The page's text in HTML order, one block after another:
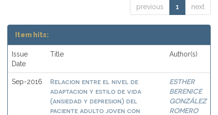
previous 1 next
Item hits:
Issue
Date
Title Author(s)
Sep-2016
Relacion entre el nivel de
adaptacion y estilo de vida
(ansiedad y depresion) del
paciente adulto joven con
ESTHER
BERENICE
GONZÁLEZ
ROMERO